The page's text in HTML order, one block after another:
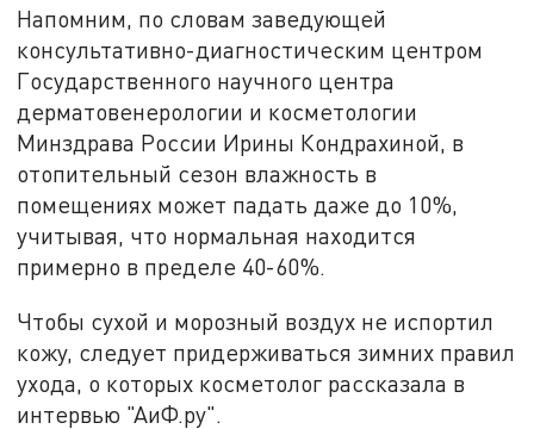
Напомним, по словам заведующей
консультативно-диагностическим центром
Государственного научного центра
дерматовенерологии и косметологии
Минздрава России Ирины Кондрахиной, в
отопительный сезон влажность в
помещениях может падать даже до 10%,
учитывая, что нормальная находится
примерно в пределе 40-60%.
Чтобы сухой и морозный воздух не испортил
кожу, следует придерживаться зимних правил
ухода, о которых косметолог рассказала в
интервью "АиФ.ру".